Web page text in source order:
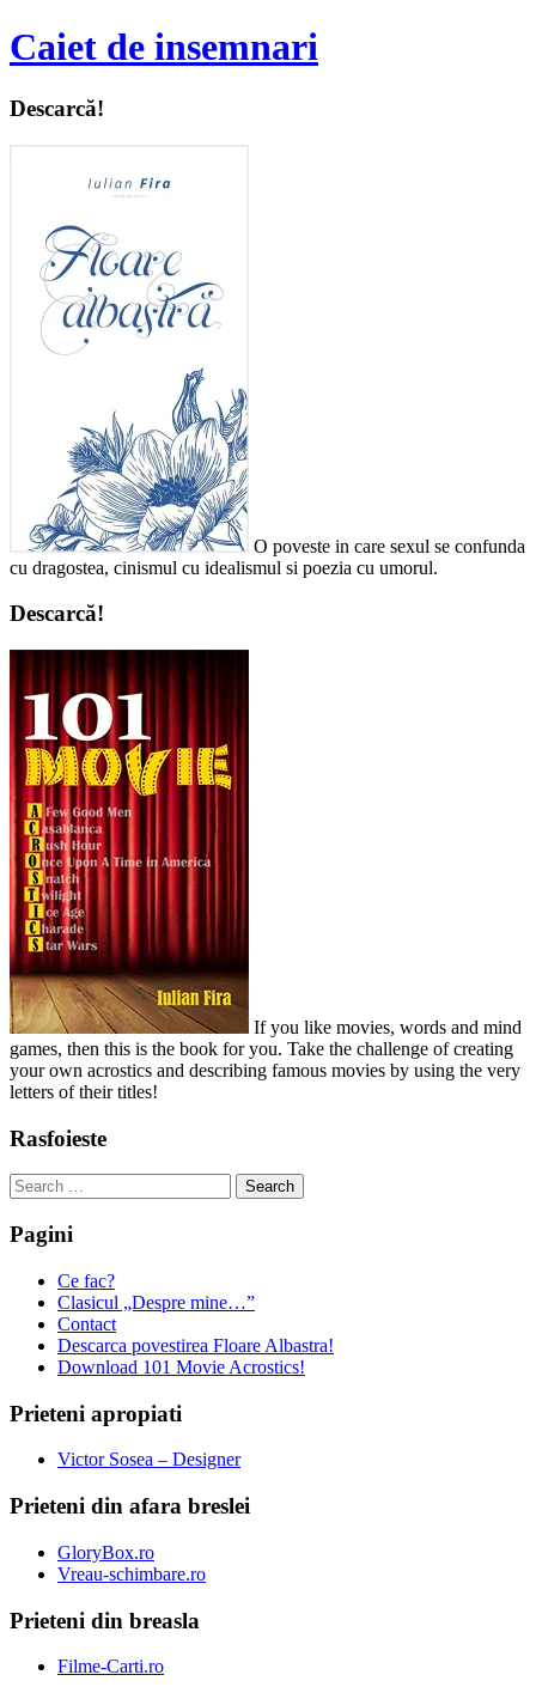
Caiet de insemnari
Descarcă!
O poveste in care sexul se confunda
cu dragostea, cinismul cu idealismul si poezia cu umorul.
Descarcă!
If you like movies, words and mind
games, then this is the book for you. Take the challenge of creating
your own acrostics and describing famous movies by using the very
letters of their titles!
Rasfoieste
Search
for:
Pagini
Ce fac?
Clasicul „Despre mine…”
Contact
Descarca povestirea Floare Albastra!
Download 101 Movie Acrostics!
Prieteni apropiati
Victor Sosea – Designer
Prieteni din afara breslei
GloryBox.ro
Vreau-schimbare.ro
Prieteni din breasla
Filme-Carti.ro